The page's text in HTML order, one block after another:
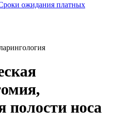
ожидания платных
полости носа